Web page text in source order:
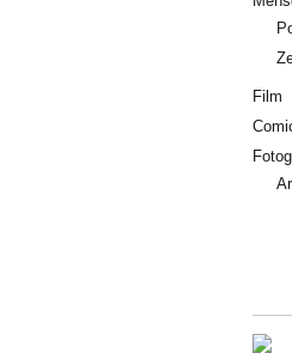
Film